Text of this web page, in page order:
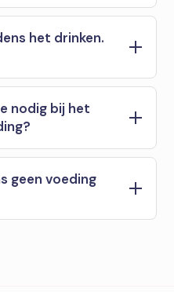
het drinken.
nodig bij het
geen voeding